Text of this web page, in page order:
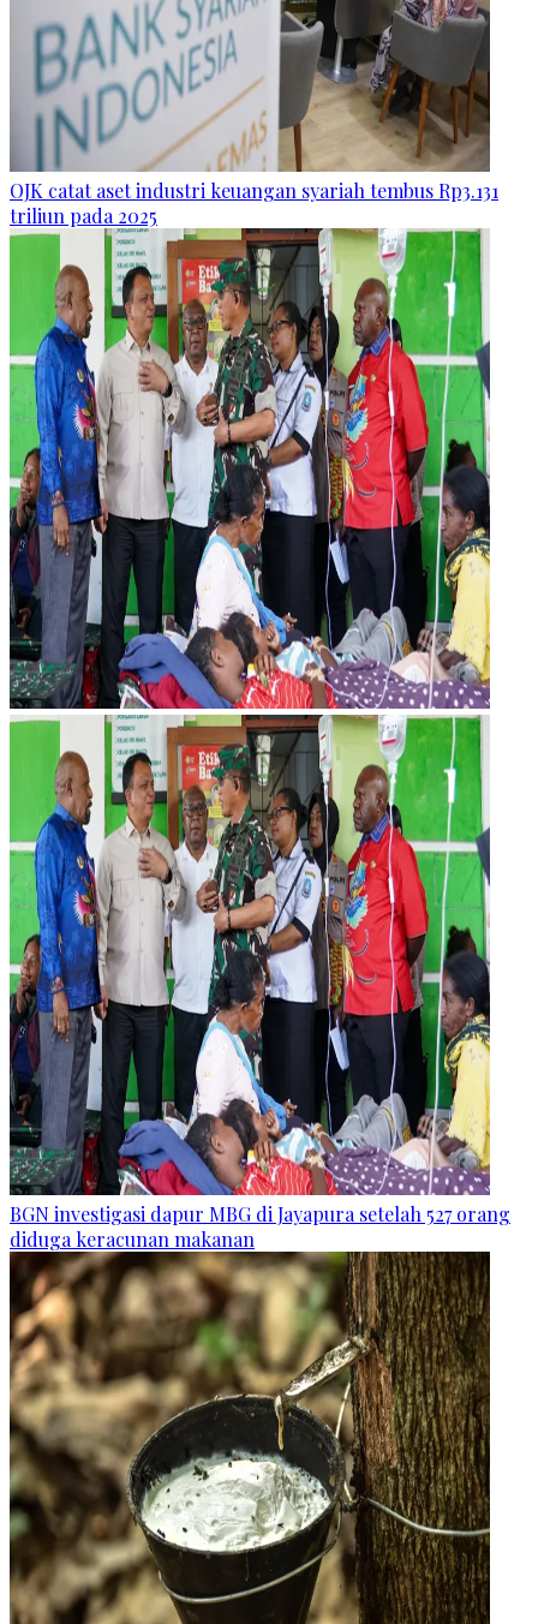
OJK catat aset industri keuangan syariah tembus Rp3.131
triliun pada 2025
BGN investigasi dapur MBG di Jayapura setelah 527 orang
diduga keracunan makanan